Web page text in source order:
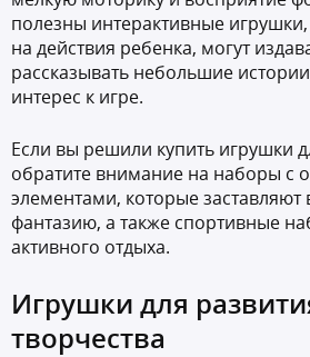
полезны интерактивные
на действия ребенка, могут
рассказывать небольшие
интерес к игре.
Если вы решили купить игрушки
обратите внимание на наборы с
элементами, которые заставляют
фантазию, а также спортивные
активного отдыха.
Игрушки для
творчества